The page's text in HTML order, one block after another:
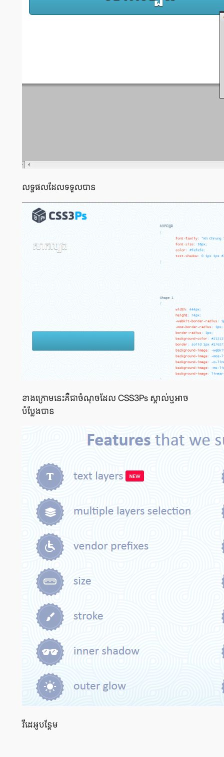
លទ្ធផល​ដែល​ទទួល​បាន
ខាង​ក្រោម​នេះ​គឺ​ជា​ចំណុច​ដែល CSS3Ps ស្គាល់​ឬ​អាច​
បំប្លែង​បាន
វីដេអូ​បន្ថែម